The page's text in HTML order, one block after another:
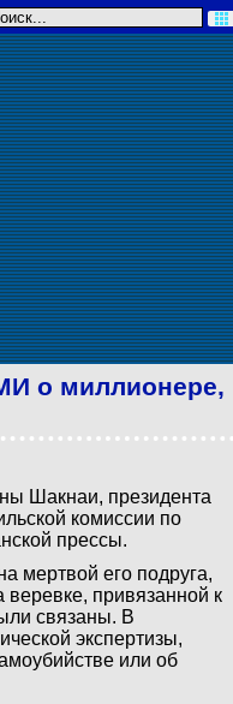
о миллионере,
Шакнаи, президента
комиссии по
прессы.
мертвой его подруга,
привязанной к
связаны. В
экспертизы,
или об